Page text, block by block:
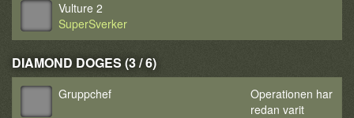
Vulture 2
SuperSverker
DIAMOND DOGES (3 / 6)
Gruppchef
Operationen har
redan varit